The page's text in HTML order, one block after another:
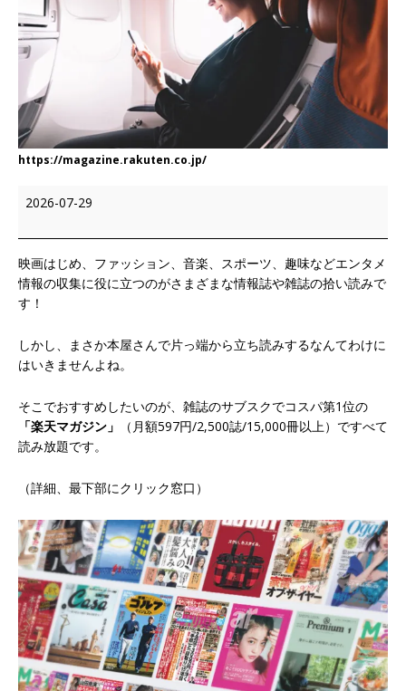
https://magazine.rakuten.co.jp/
2026-07-29
映画はじめ、ファッション、音楽、スポーツ、趣味などエンタメ
情報の収集に役に立つのがさまざまな情報誌や雑誌の拾い読みで
す！
しかし、まさか本屋さんで片っ端から立ち読みするなんてわけに
はいきませんよね。
そこでおすすめしたいのが、雑誌のサブスクでコスパ第1位の
「楽天マガジン」
（月額597円/2,500誌/15,000冊以上）ですべて
読み放題です。
（詳細、最下部にクリック窓口）